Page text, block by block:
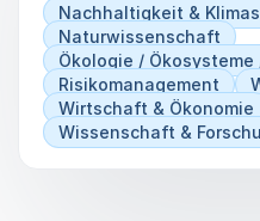
Nachhaltigkeit &
Naturwissenschaft
Ökologie / Ökosysteme
Risikomanagement
Wirtschaft & Ökonomie
Wissenschaft &